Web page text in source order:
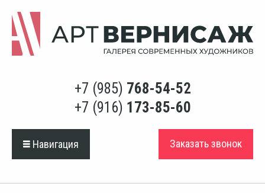
+7 (985) 768-54-52
+7 (916) 173-85-60
Навигация Заказать звонок